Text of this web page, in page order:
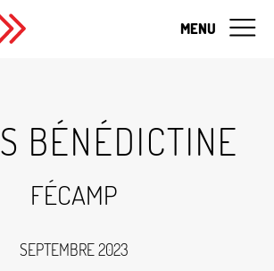
MENU
BÉNÉDICTINE
FÉCAMP
SEPTEMBRE 2023